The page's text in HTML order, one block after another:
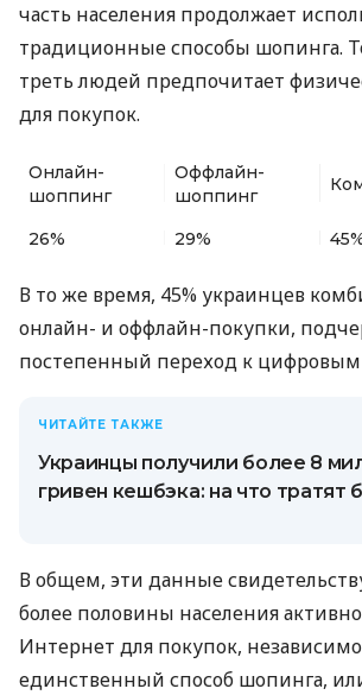
часть населения продолжает
традиционные способы шопинга.
треть людей предпочитает
для покупок.
Онлайн-
шоппинг
Оффлайн-
шоппинг
26% 29%
В то же время, 45% украинцев
онлайн- и оффлайн-покупки,
постепенный переход к
ЧИТАЙТЕ ТАКЖЕ
Украинцы получили более 8
гривен кешбэка: на что тратят
В общем, эти данные
более половины населения
Интернет для покупок, независимо
единственный способ шопинга,